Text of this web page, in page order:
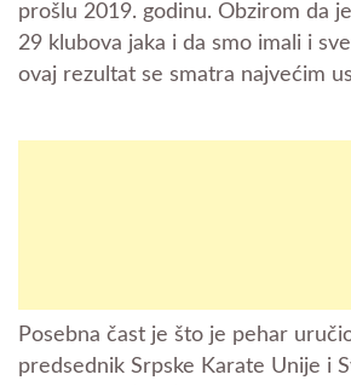
prošlu 2019. godinu. Obzirom da
29 klubova jaka i da smo imali i
ovaj rezultat se smatra najvećim
Posebna čast je što je pehar
predsednik Srpske Karate Unije i